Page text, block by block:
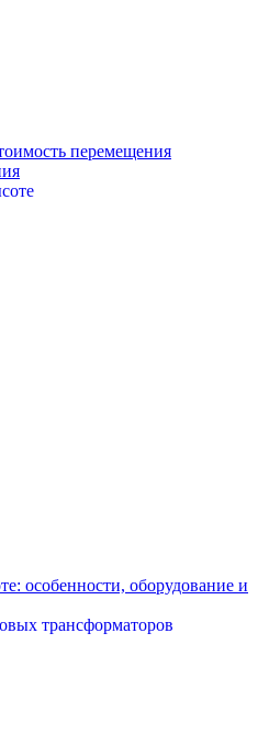
перемещения
особенности, оборудование и